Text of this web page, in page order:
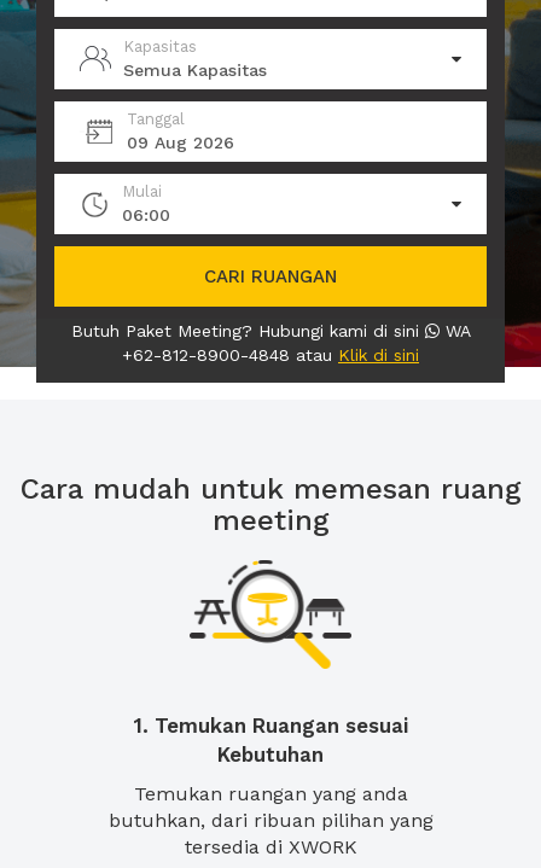
Kapasitas
Semua Kapasitas
Tanggal
09 Aug 2026
Mulai
06:00
CARI RUANGAN
Butuh Paket Meeting? Hubungi kami di sini
WA
+62-812-8900-4848 atau Klik di sini
Cara mudah untuk memesan ruang
meeting
1. Temukan Ruangan sesuai
Kebutuhan
Temukan ruangan yang anda
butuhkan, dari ribuan pilihan yang
tersedia di XWORK